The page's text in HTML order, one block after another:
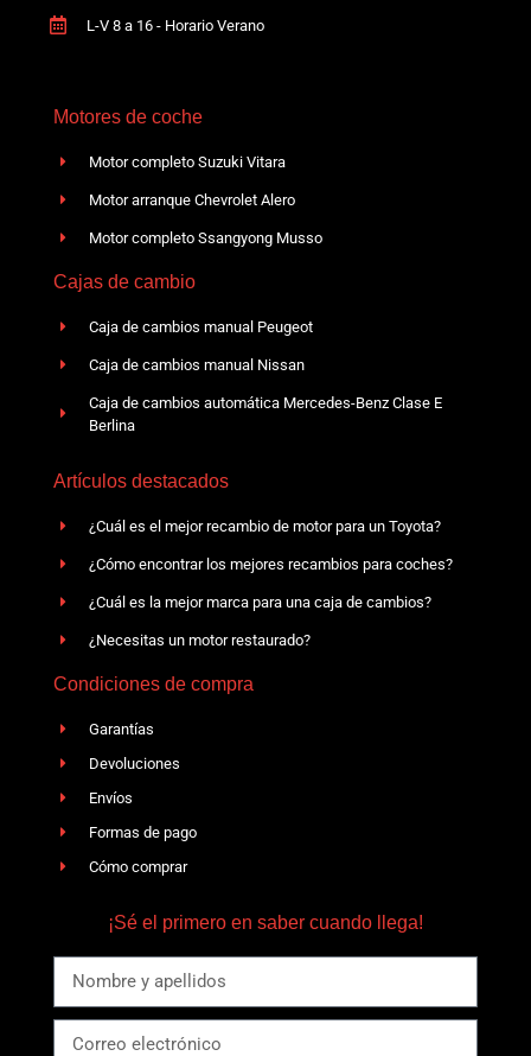
L-V 8 a 16 - Horario Verano
Motores de coche
Motor completo Suzuki Vitara
Motor arranque Chevrolet Alero
Motor completo Ssangyong Musso
Cajas de cambio
Caja de cambios manual Peugeot
Caja de cambios manual Nissan
Caja de cambios automática Mercedes-Benz Clase E
Berlina
Artículos destacados
¿Cuál es el mejor recambio de motor para un Toyota?
¿Cómo encontrar los mejores recambios para coches?
¿Cuál es la mejor marca para una caja de cambios?
¿Necesitas un motor restaurado?
Condiciones de compra
Garantías
Devoluciones
Envíos
Formas de pago
Cómo comprar
¡Sé el primero en saber cuando llega!